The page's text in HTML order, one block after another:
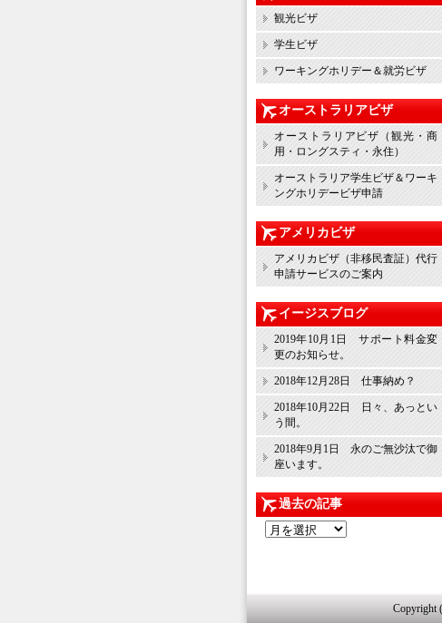
観光ビザ
学生ビザ
ワーキングホリデー＆就労ビザ
オーストラリアビザ
オーストラリアビザ（観光・商
用・ロングスティ・永住）
オーストラリア学生ビザ＆ワーキ
ングホリデービザ申請
アメリカビザ
アメリカビザ（非移民査証）代行
申請サービスのご案内
イージスブログ
2019年10月1日 サポート料金変
更のお知らせ。
2018年12月28日 仕事納め？
2018年10月22日 日々、あっとい
う間。
2018年9月1日 永のご無沙汰で御
座います。
過去の記事
過
去
Copyright